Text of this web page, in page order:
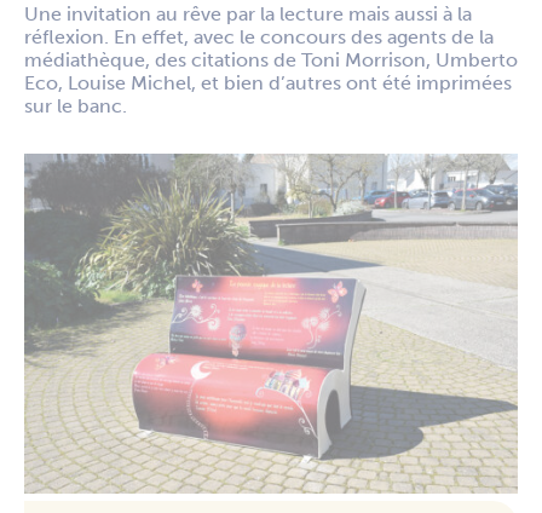
Une invitation au rêve par la lecture mais aussi à la
réflexion. En effet, avec le concours des agents de la
médiathèque, des citations de Toni Morrison, Umberto
Eco, Louise Michel, et bien d’autres ont été imprimées
sur le banc.